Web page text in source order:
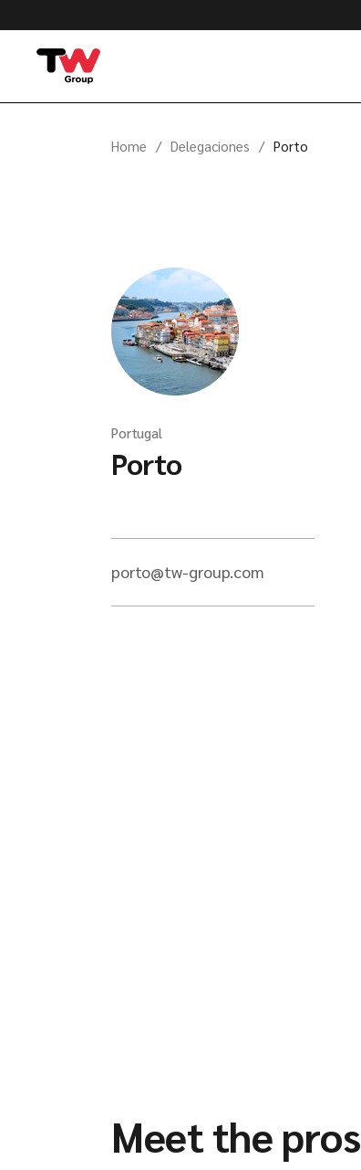
Home Delegaciones Porto
Portugal
Porto
porto@tw-group.com
Meet the pros